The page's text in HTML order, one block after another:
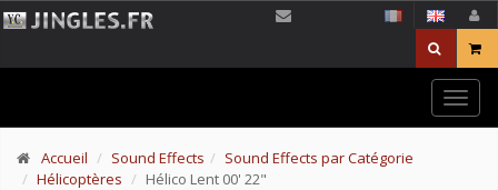
Accueil Sound Effects
Sound Effects par Catégorie
Hélicoptères
Hélico Lent 00' 22"